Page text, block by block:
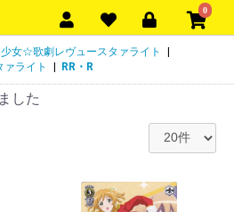
0
少女☆歌劇レヴュースタァライト
ァライト
RR・R
した